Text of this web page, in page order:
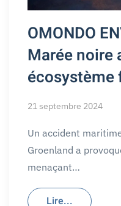
OMONDO
Marée noire
écosystème
21 septembre 2024
Un accident
Groenland a
menaçant…
Lire...